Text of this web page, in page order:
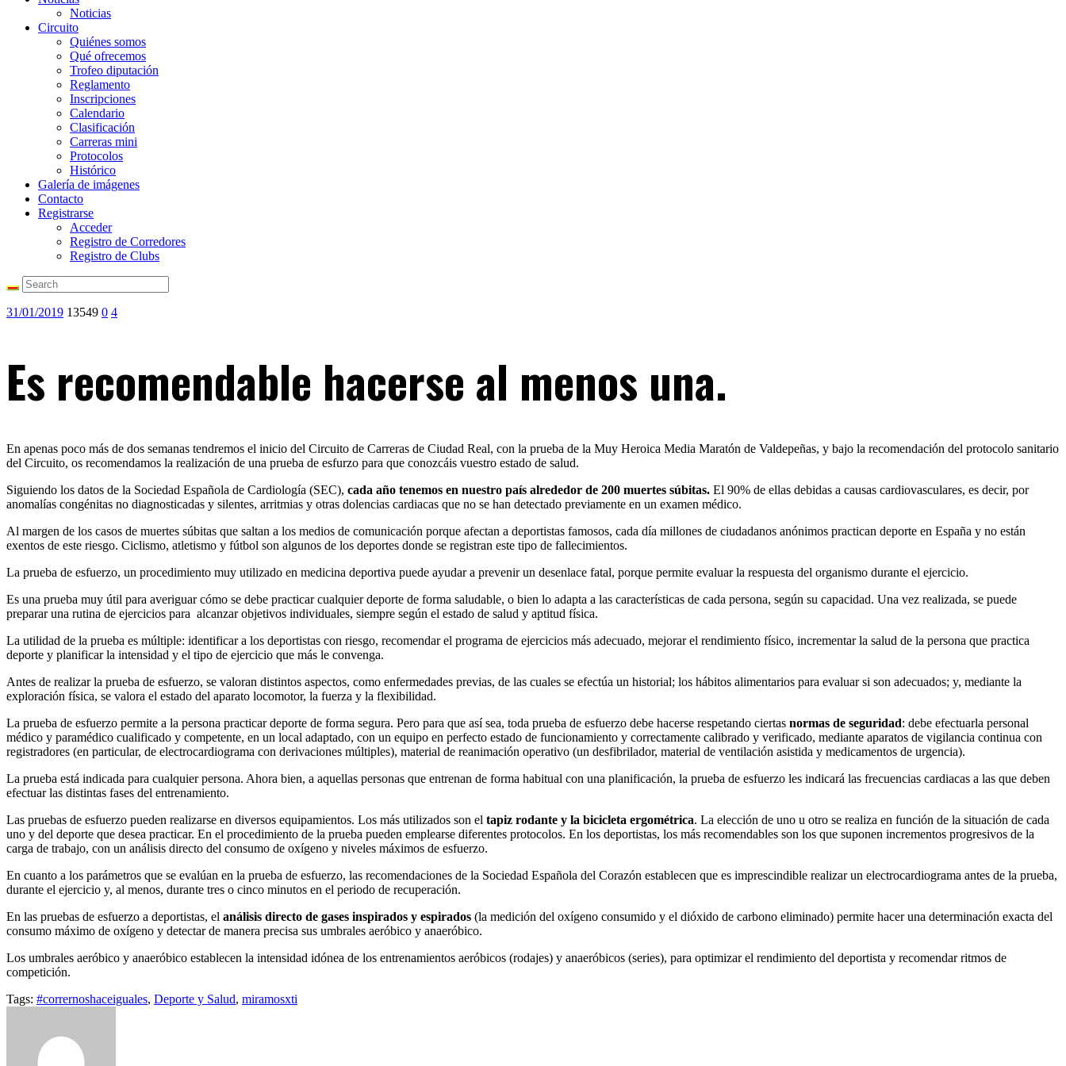
Noticias
Circuito
Quiénes somos
Qué ofrecemos
Trofeo diputación
Reglamento
Inscripciones
Calendario
Clasificación
Carreras mini
Protocolos
Histórico
Galería de imágenes
Contacto
Registrarse
Acceder
Registro de Corredores
Registro de Clubs
31/01/2019 13549 0 4
Es recomendable hacerse al menos una.
En apenas poco más de dos semanas tendremos el inicio del Circuito de Carreras de Ciudad Real, con la prueba de la Muy Heroica Media Maratón de Valdepeñas, y bajo la recomendación del protocolo sanitario
del Circuito, os recomendamos la realización de una prueba de esfurzo para que conozcáis vuestro estado de salud.
Siguiendo los datos de la Sociedad Española de Cardiología (SEC), cada año tenemos en nuestro país alrededor de 200 muertes súbitas. El 90% de ellas debidas a causas cardiovasculares, es decir, por
anomalías congénitas no diagnosticadas y silentes, arritmias y otras dolencias cardiacas que no se han detectado previamente en un examen médico.
Al margen de los casos de muertes súbitas que saltan a los medios de comunicación porque afectan a deportistas famosos, cada día millones de ciudadanos anónimos practican deporte en España y no están
exentos de este riesgo. Ciclismo, atletismo y fútbol son algunos de los deportes donde se registran este tipo de fallecimientos.
La prueba de esfuerzo, un procedimiento muy utilizado en medicina deportiva puede ayudar a prevenir un desenlace fatal, porque permite evaluar la respuesta del organismo durante el ejercicio.
Es una prueba muy útil para averiguar cómo se debe practicar cualquier deporte de forma saludable, o bien lo adapta a las características de cada persona, según su capacidad. Una vez realizada, se puede
preparar una rutina de ejercicios para alcanzar objetivos individuales, siempre según el estado de salud y aptitud física.
La utilidad de la prueba es múltiple: identificar a los deportistas con riesgo, recomendar el programa de ejercicios más adecuado, mejorar el rendimiento físico, incrementar la salud de la persona que practica
deporte y planificar la intensidad y el tipo de ejercicio que más le convenga.
Antes de realizar la prueba de esfuerzo, se valoran distintos aspectos, como enfermedades previas, de las cuales se efectúa un historial; los hábitos alimentarios para evaluar si son adecuados; y, mediante la
exploración física, se valora el estado del aparato locomotor, la fuerza y la flexibilidad.
La prueba de esfuerzo permite a la persona practicar deporte de forma segura. Pero para que así sea, toda prueba de esfuerzo debe hacerse respetando ciertas normas de seguridad: debe efectuarla personal
médico y paramédico cualificado y competente, en un local adaptado, con un equipo en perfecto estado de funcionamiento y correctamente calibrado y verificado, mediante aparatos de vigilancia continua con
registradores (en particular, de electrocardiograma con derivaciones múltiples), material de reanimación operativo (un desfibrilador, material de ventilación asistida y medicamentos de urgencia).
La prueba está indicada para cualquier persona. Ahora bien, a aquellas personas que entrenan de forma habitual con una planificación, la prueba de esfuerzo les indicará las frecuencias cardiacas a las que deben
efectuar las distintas fases del entrenamiento.
Las pruebas de esfuerzo pueden realizarse en diversos equipamientos. Los más utilizados son el tapiz rodante y la bicicleta ergométrica. La elección de uno u otro se realiza en función de la situación de cada
uno y del deporte que desea practicar. En el procedimiento de la prueba pueden emplearse diferentes protocolos. En los deportistas, los más recomendables son los que suponen incrementos progresivos de la
carga de trabajo, con un análisis directo del consumo de oxígeno y niveles máximos de esfuerzo.
En cuanto a los parámetros que se evalúan en la prueba de esfuerzo, las recomendaciones de la Sociedad Española del Corazón establecen que es imprescindible realizar un electrocardiograma antes de la prueba,
durante el ejercicio y, al menos, durante tres o cinco minutos en el periodo de recuperación.
En las pruebas de esfuerzo a deportistas, el análisis directo de gases inspirados y espirados (la medición del oxígeno consumido y el dióxido de carbono eliminado) permite hacer una determinación exacta del
consumo máximo de oxígeno y detectar de manera precisa sus umbrales aeróbico y anaeróbico.
Los umbrales aeróbico y anaeróbico establecen la intensidad idónea de los entrenamientos aeróbicos (rodajes) y anaeróbicos (series), para optimizar el rendimiento del deportista y recomendar ritmos de
competición.
Tags: #corrernoshaceiguales, Deporte y Salud, miramosxti